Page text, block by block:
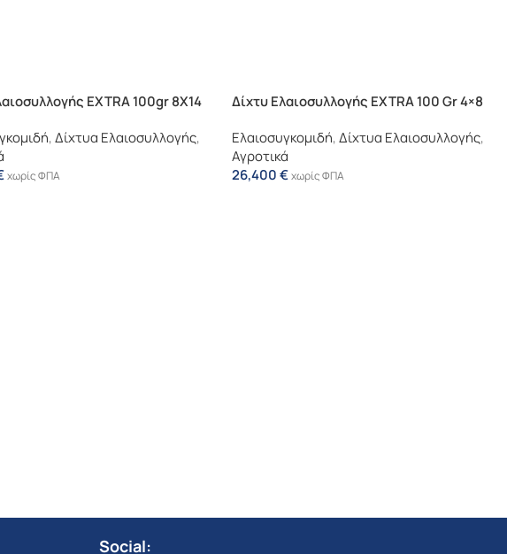
EXTRA 100gr 8X14
,Δίχτυα Ελαιοσυλλογής,
χωρίς ΦΠΑ
Δίχτυ Ελαιοσυλλογής EXTRA 100 Gr 4×8
Ελαιοσυγκομιδή,Δίχτυα Ελαιοσυλλογής,
Αγροτικά
26,400€χωρίς ΦΠΑ
Social: